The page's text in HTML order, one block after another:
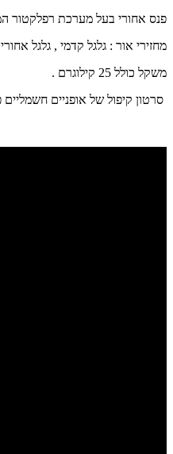
פנס אחורי בעל מערכת רפלקטור
מחזירי אור : גלגל קדמי , גלגל
משקל כולל 25 קילוגרם .
סרטון קיפול של אופניים חשמליים